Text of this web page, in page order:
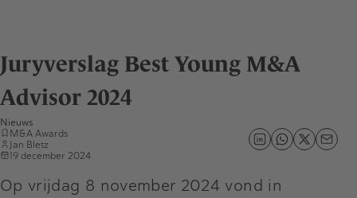
Juryverslag Best Young M&A
Advisor 2024
Nieuws
M&A Awards
Jan Bletz
19 december 2024
Op vrijdag 8 november 2024 vond in